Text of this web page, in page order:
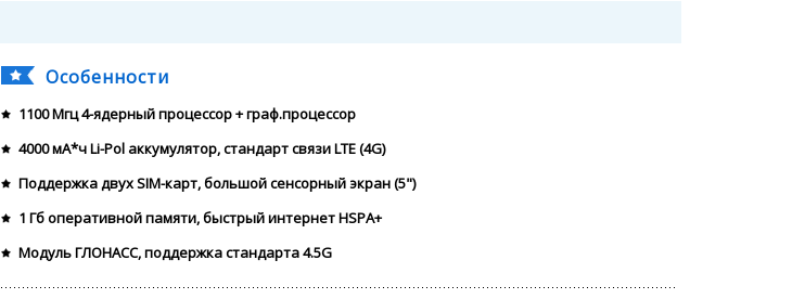
Особенности
1100 Мгц 4-ядерный процессор + граф.процессор
4000 мА*ч Li-Pol аккумулятор, стандарт связи LTE (4G)
Поддержка двух SIM-карт, большой сенсорный экран (5")
1 Гб оперативной памяти, быстрый интернет HSPA+
Модуль ГЛОНАСС, поддержка стандарта 4.5G